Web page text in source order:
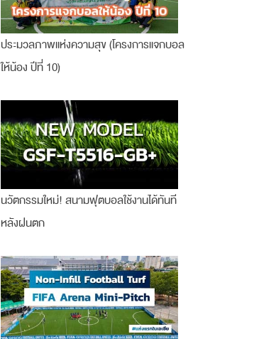
ประมวลภาพแห่งความสุข (โครงการแจกบอล
ให้น้อง ปีที่ 10)
นวัตกรรมใหม่! สนามฟุตบอลใช้งานได้ทันที
หลังฝนตก